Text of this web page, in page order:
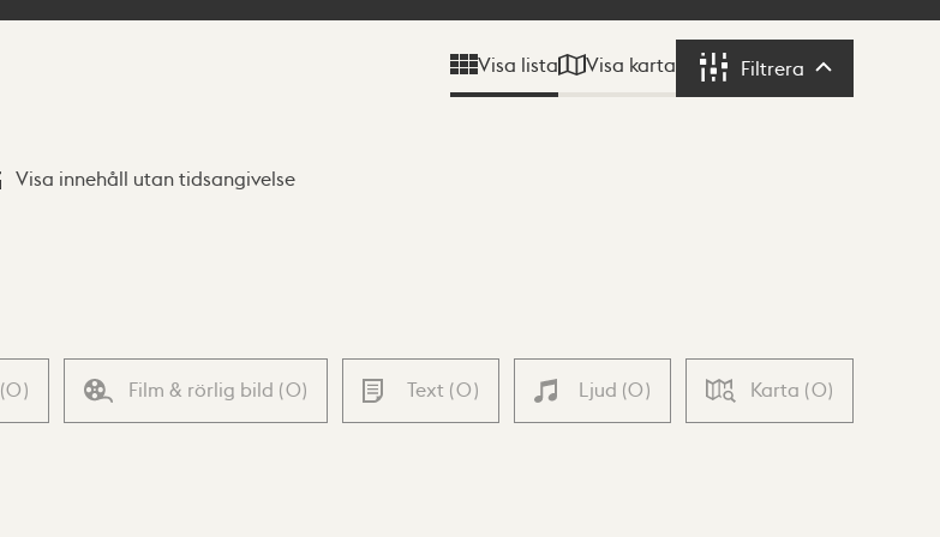
Visa lista Visa karta Filtrera Filtrera
Visa innehåll utan tidsangivelse
(0) Film & rörlig bild (0) Text (0) Ljud (0) Karta (0)